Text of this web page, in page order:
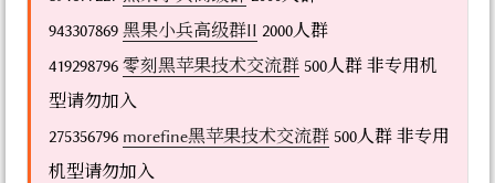
943307869 黑果小兵高级群II 2000人群
419298796 零刻黑苹果技术交流群 500人群 非专用机
型请勿加入
275356796 morefine黑苹果技术交流群 500人群 非专用
机型请勿加入